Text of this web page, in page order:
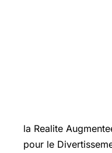
la Realite
pour le